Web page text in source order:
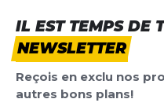
IL EST TEMPS DE
NEWSLETTER
Reçois en exclu nos
autres bons plans!